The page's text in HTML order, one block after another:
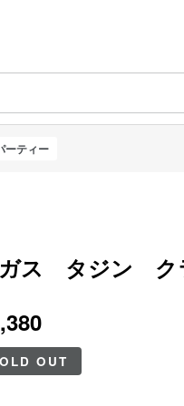
ーティー
ス タジン ク
OUT